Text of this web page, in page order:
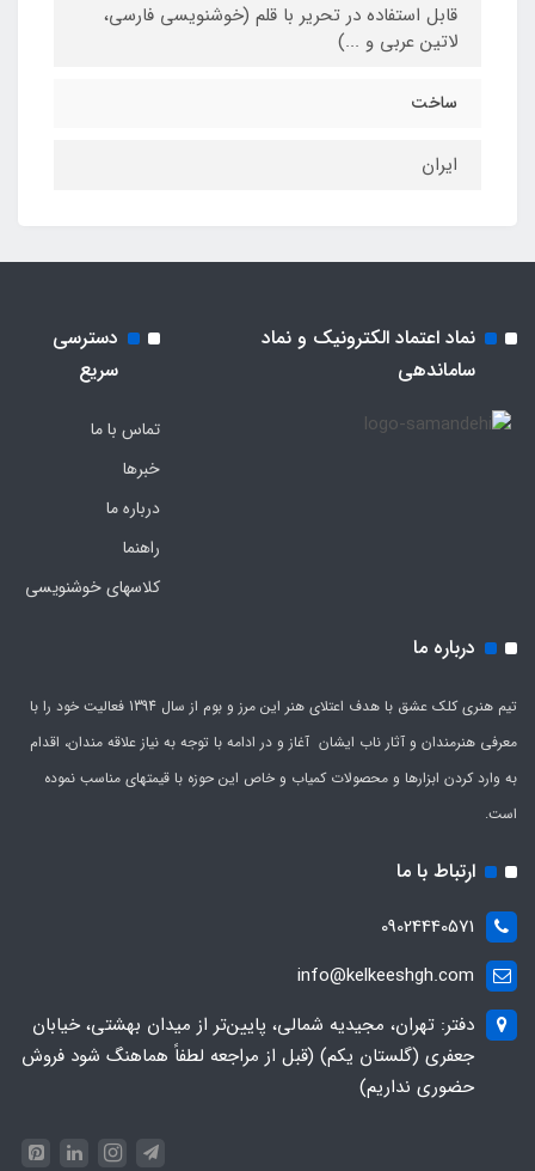
قابل استفاده در تحریر با قلم (خوشنویسی فارسی،
لاتین عربی و ...)
ساخت
ایران
نماد اعتماد الکترونیک و نماد
ساماندهی
دسترسی
سریع
تماس با ما
خبرها
درباره ما
راهنما
کلاسهای خوشنویسی
درباره ما
تیم هنری کلک عشق با هدف اعتلای هنر این مرز و بوم از سال 1394 فعالیت خود را با
معرفی هنرمندان و آثار ناب ایشان آغاز و در ادامه با توجه به نیاز علاقه مندان، اقدام
به وارد کردن ابزارها و محصولات کمیاب و خاص این حوزه با قیمتهای مناسب نموده
است.
ارتباط با ما
09024440571
info@kelkeeshgh.com
دفتر: تهران، مجیدیه شمالی، پایین‌تر از میدان بهشتی، خیابان
جعفری (گلستان یکم) (قبل از مراجعه لطفاً هماهنگ شود فروش
حضوری نداریم)